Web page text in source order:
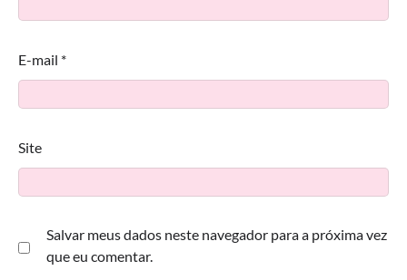
E-mail *
Site
Salvar meus dados neste navegador para a próxima vez
que eu comentar.